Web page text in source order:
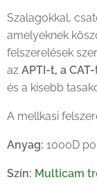
Szalagokkal,
amelyeknek
felszerelések
az APTI-t, a
és a kisebb
A mellkasi
Anyag: 1000D
Szín: Multicam